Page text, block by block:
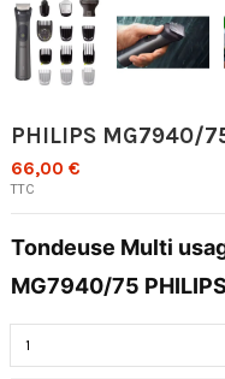
PHILIPS MG7940/
66,00 €
TTC
Tondeuse Multi
MG7940/75 PHILIPS